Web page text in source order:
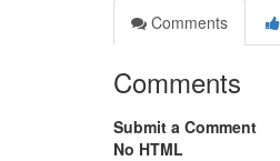
Comments
Comments
Submit a Comment
No HTML